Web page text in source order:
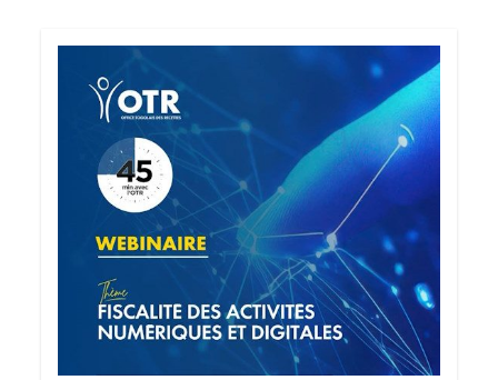
TRANSFORMATION SOCIALE :
L’importance pour le Togo d’avoir une
Feuille de route
0 5 minutes
TOGO : Sauver la mère devient un